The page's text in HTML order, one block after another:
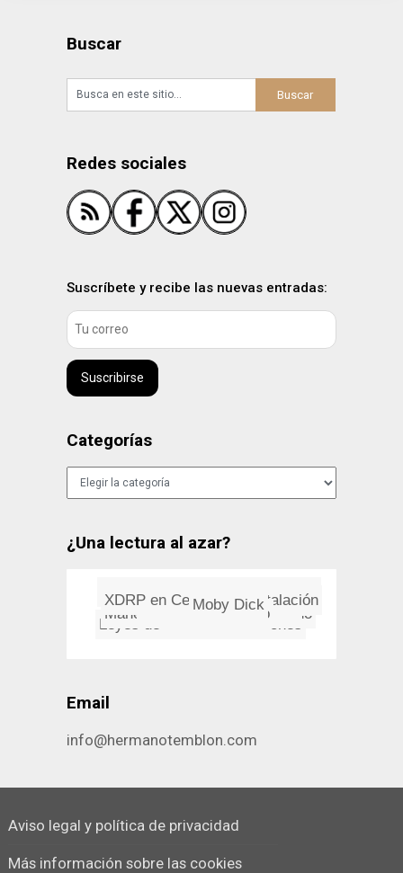
Buscar
Redes sociales
Suscríbete y recibe las nuevas entradas:
Suscribirse
Categorías
Categorías
¿Una lectura al azar?
Lupa en Vista Previa de Lion
Leyes de Murphy: Situaciones
Manejar el Dock con el teclado
Manifiesto Blog España
La mano del fotógrafo
Las inagotables aficiones que ...
XDRP en CentOS 8. Instalación
Groucho
Moby Dick
Email
info@hermanotemblon.com
Aviso legal y política de privacidad
Más información sobre las cookies